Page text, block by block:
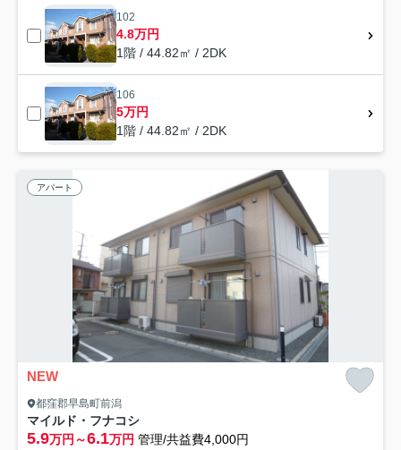
102
4.8万円
1階 / 44.82㎡ / 2DK
106
5万円
1階 / 44.82㎡ / 2DK
アパート
NEW
都窪郡早島町前潟
マイルド・フナコシ
5.9万円～6.1万円 管理/共益費4,000円